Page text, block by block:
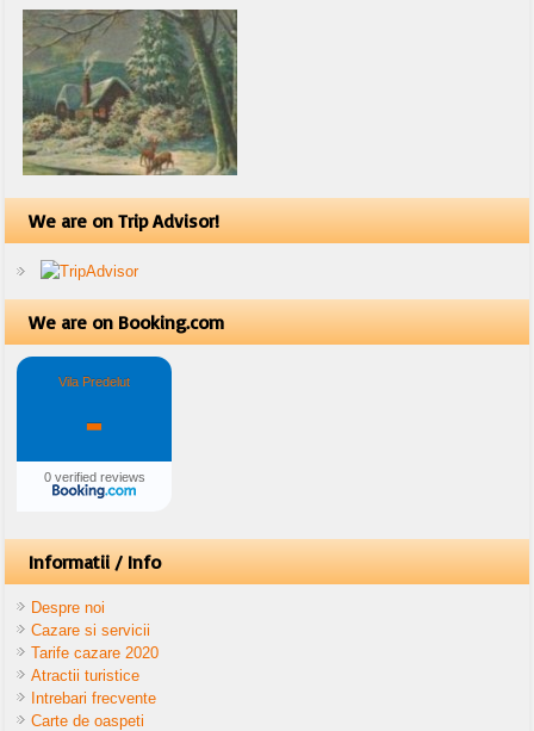
We are on Trip Advisor!
We are on Booking.com
Vila Predelut
-
0 verified reviews
Informatii / Info
Despre noi
Cazare si servicii
Tarife cazare 2020
Atractii turistice
Intrebari frecvente
Carte de oaspeti